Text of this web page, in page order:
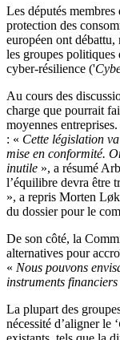
Les députés
protection des
européen ont débattu,
les groupes politiques
cyber-résilience ('
Au cours des
charge que pourrait
moyennes
: « Cette législation
mise en conformité.
inutile », a résumé
l’équilibre devra être
», a repris Morten
du dossier pour le
De son côté, la
alternatives pour
« Nous pouvons
instruments
La plupart des
nécessité d’aligner le ‘